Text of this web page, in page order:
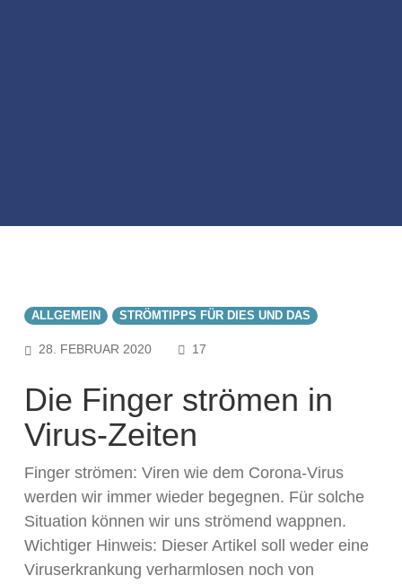
ALLGEMEIN STRÖMTIPPS FÜR DIES UND DAS
28. FEBRUAR 2020 17
Die Finger strömen in
Virus-Zeiten
Finger strömen: Viren wie dem Corona-Virus
werden wir immer wieder begegnen. Für solche
Situation können wir uns strömend wappnen.
Wichtiger Hinweis: Dieser Artikel soll weder eine
Viruserkrankung verharmlosen noch von